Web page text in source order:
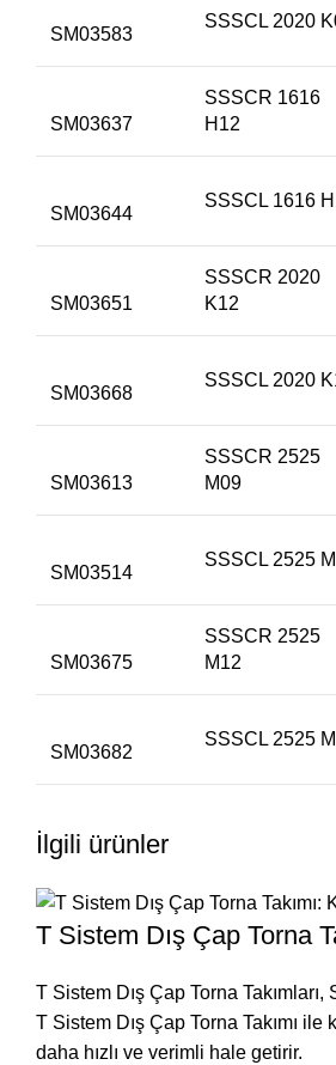
SM03583
SSSCL 2020
SM03637
SSSCR 1616
H12
SM03644
SSSCL 1616
SM03651
SSSCR 2020
K12
SM03668
SSSCL 2020
SM03613
SSSCR 2525
M09
SM03514
SSSCL 2525
SM03675
SSSCR 2525
M12
SM03682
SSSCL 2525
İlgili ürünler
T Sistem Dış Çap Torna
T Sistem Dış Çap Torna Takımları,
T Sistem Dış Çap Torna Takımı
daha hızlı ve verimli hale getirir.